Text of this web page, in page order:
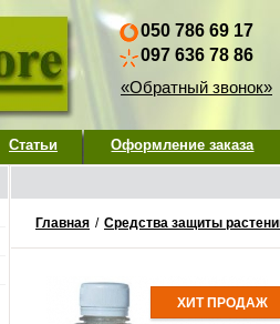
050 786 69 17
097 636 78 86
«Обратный звонок»
Статьи Оформление заказа
Главная / Средства защиты
ХИТ ПРОДАЖ